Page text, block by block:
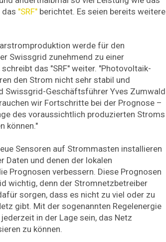
das "SRF" berichtet. Es seien bereits weitere
werde für den
Swissgrid zunehmend zu einer
das "SRF" weiter. "Photovoltaik-
den Strom nicht sehr stabil und
Swissgrid-Geschäftsführer Yves Zumwald
wir Fortschritte bei der Prognose –
des voraussichtlich produzierten Stroms
können."
Sensoren auf Strommasten installieren
Daten und denen der lokalen
Prognosen verbessern. Diese Prognosen
wichtig, denn der Stromnetzbetreiber
sorgen, dass es nicht zu viel oder zu
gibt. Mit der sogenannten Regelenergie
in der Lage sein, das Netz
zu können.